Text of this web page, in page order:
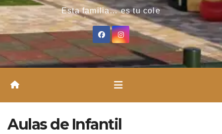
Esta familia… es tu cole
Aulas de Infantil